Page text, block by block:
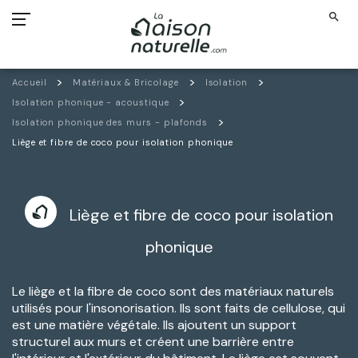
search
Accueil Matériaux & Bricolage
Isolation
Isolation phonique - acoustique
Isolation phonique des murs - plafonds
Liège et fibre de coco pour isolation phonique
Liège et fibre de coco pour isolation
phonique
Le liège et la fibre de coco sont des matériaux naturels
utilisés pour l'insonorisation. Ils sont faits de cellulose, qui
est une matière végétale. Ils ajoutent un support
structurel aux murs et créent une barrière entre